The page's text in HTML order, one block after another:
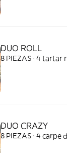
DUO ROLL
8 PIEZAS · 4 tartar
DUO CRAZY
8 PIEZAS · 4 carpe